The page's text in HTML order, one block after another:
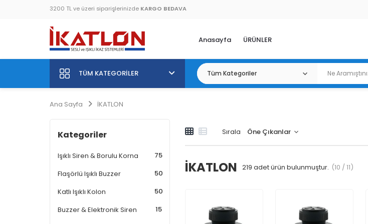
3200 TL ve üzeri siparişlerinizde KARGO BEDAVA
Anasayfa ÜRÜNLER
TÜM KATEGORILER
Ana Sayfa İKATLON
Sırala
İKATLON 219 adet ürün bulunmuştur. (10 / 11)
Kategoriler
Işıklı Siren & Borulu Korna 75
Flaşörlü Işıklı Buzzer 50
Katlı Işıklı Kolon 50
Buzzer & Elektronik Siren 15